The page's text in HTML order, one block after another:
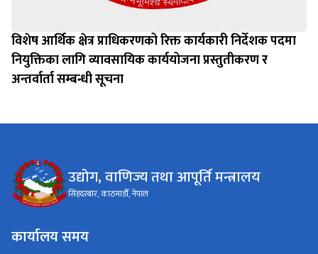
विशेष आर्थिक क्षेत्र प्राधिकरणको रिक्त कार्यकारी निर्देशक पदमा
नियुक्तिका लागि व्यावसायिक कार्ययोजना प्रस्तुतीकरण र
अन्तर्वार्ता सम्बन्धी सूचना
उद्योग, वाणिज्य तथा आपूर्ति मन्त्रालय
सिंहदरबार, काठमाडौँ, नेपाल
कार्यालय समय